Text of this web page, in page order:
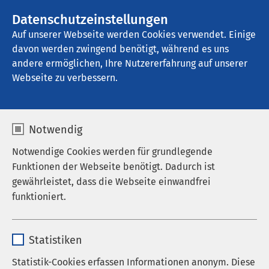
Datenschutzeinstellungen
Auf unserer Webseite werden Cookies verwendet. Einige
davon werden zwingend benötigt, während es uns
andere ermöglichen, Ihre Nutzererfahrung auf unserer
Webseite zu verbessern.
Notwendig
Notwendige Cookies werden für grundlegende
Funktionen der Webseite benötigt. Dadurch ist
gewährleistet, dass die Webseite einwandfrei
funktioniert.
Anbieter sgalinski
Statistiken
Statistik-Cookies erfassen Informationen anonym. Diese
AMEOS Poliklinikum Halberstadt
Urologie
Ihre Urologische Praxis in
Halberstadt
Willkommen in der urologischen Praxis des AMEOS
kompetenter Ansprechpartner für die Vorsorge,